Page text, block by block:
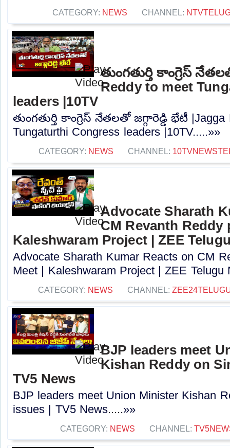
CATEGORY: NEWS CHANNEL:
తుంగతుర్తి కాంగ్రెస్
Reddy to meet
leaders |10TV
తుంగతుర్తి కాంగ్రెస్ నేతలతో జగ్గారెడ్డి భేటీ |Jagga
Tungaturthi Congress leaders |10TV.....»»
CATEGORY: NEWS CHANNEL:
Advocate Sharath
CM Revanth Reddy
Kaleshwaram Project | ZEE
Advocate Sharath Kumar Reacts on CM
Meet | Kaleshwaram Project | ZEE Telugu
CATEGORY: NEWS CHANNEL:
BJP leaders meet
Kishan Reddy on
TV5 News
BJP leaders meet Union Minister Kishan
issues | TV5 News.....»»
CATEGORY: NEWS CHANNEL: